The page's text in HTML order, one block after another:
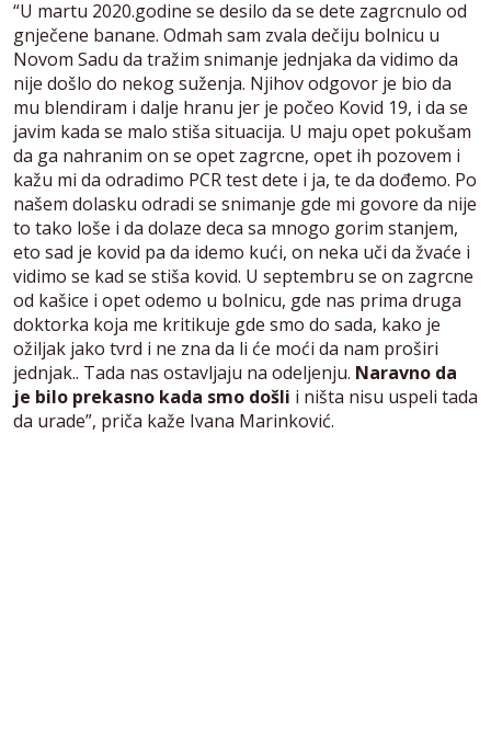
“U martu 2020.godine se desilo da se dete zagrcnulo od
gnječene banane. Odmah sam zvala dečiju bolnicu u
Novom Sadu da tražim snimanje jednjaka da vidimo da
nije došlo do nekog suženja. Njihov odgovor je bio da
mu blendiram i dalje hranu jer je počeo Kovid 19, i da se
javim kada se malo stiša situacija. U maju opet pokušam
da ga nahranim on se opet zagrcne, opet ih pozovem i
kažu mi da odradimo PCR test dete i ja, te da dođemo. Po
našem dolasku odradi se snimanje gde mi govore da nije
to tako loše i da dolaze deca sa mnogo gorim stanjem,
eto sad je kovid pa da idemo kući, on neka uči da žvaće i
vidimo se kad se stiša kovid. U septembru se on zagrcne
od kašice i opet odemo u bolnicu, gde nas prima druga
doktorka koja me kritikuje gde smo do sada, kako je
ožiljak jako tvrd i ne zna da li će moći da nam proširi
jednjak.. Tada nas ostavljaju na odeljenju. Naravno da
je bilo prekasno kada smo došli i ništa nisu uspeli tada
da urade”, priča kaže Ivana Marinković.